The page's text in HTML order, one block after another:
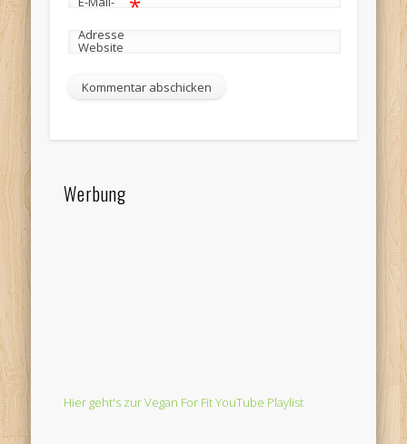
Adresse
*
Website
Werbung
Hier geht's zur Vegan For Fit YouTube Playlist